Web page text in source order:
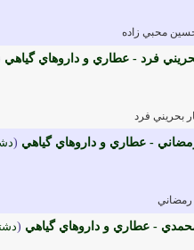
محبي زاده
فرد - عطاري و داروهاي گياهي
بحريني فرد
- عطاري و داروهاي گياهي (
- عطاري و داروهاي گياهي (